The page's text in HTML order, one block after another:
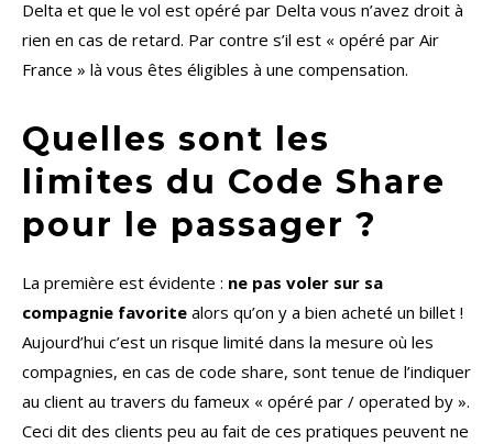
Delta et que le vol est opéré par Delta vous n’avez droit à
rien en cas de retard. Par contre s’il est « opéré par Air
France » là vous êtes éligibles à une compensation.
Quelles sont les
limites du Code Share
pour le passager ?
La première est évidente : ne pas voler sur sa
compagnie favorite alors qu’on y a bien acheté un billet !
Aujourd’hui c’est un risque limité dans la mesure où les
compagnies, en cas de code share, sont tenue de l’indiquer
au client au travers du fameux « opéré par / operated by ».
Ceci dit des clients peu au fait de ces pratiques peuvent ne